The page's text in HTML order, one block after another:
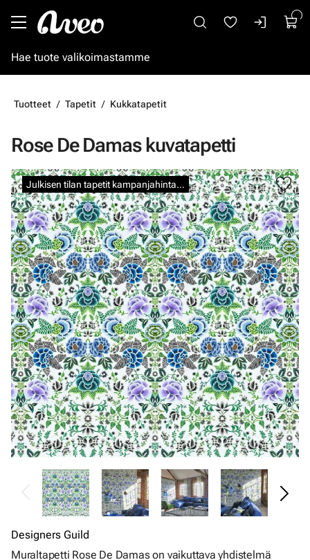
Tuotteet Tapetit Kukkatapetit
Rose De Damas kuvatapetti
Julkisen tilan tapetit kampanjahintaan
Ohita kuvat
Designers Guild
Muraltapetti Rose De Damas on vaikuttava yhdistelmä